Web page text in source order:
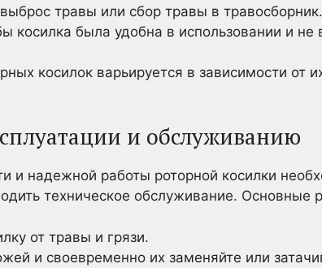
травы или сбор травы в травосборник.
косилка была удобна в использовании и не
косилок варьируется в зависимости от
и обслуживанию
и надежной работы роторной косилки
техническое обслуживание. Основные
от травы и грязи.
и своевременно их заменяйте или